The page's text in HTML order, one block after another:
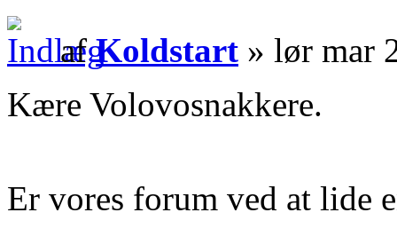
afKoldstart » lør mar
Kære Volovosnakkere.
Er vores forum ved at lide